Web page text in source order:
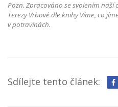
Pozn. Zpracováno se svolením
Terezy Vrbové dle knihy Víme, co
v potravinách.
Sdílejte tento článek: